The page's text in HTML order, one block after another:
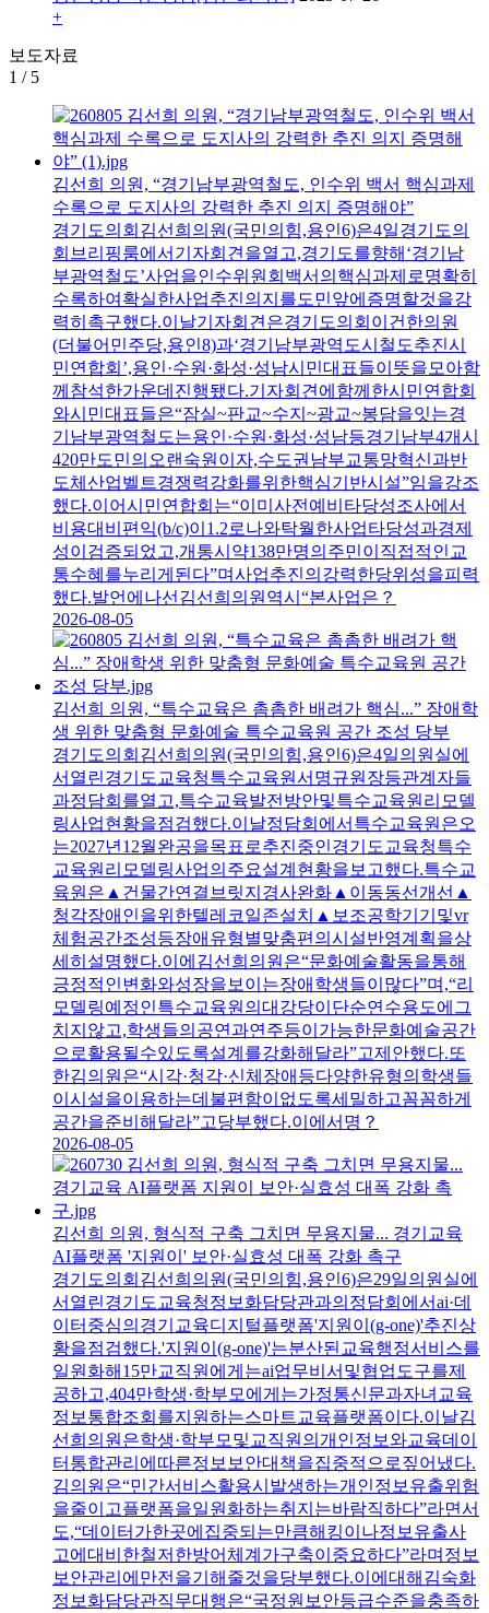
+
보도자료
1 / 5
김선희 의원, “경기남부광역철도, 인수위 백서 핵심과제
수록으로 도지사의 강력한 추진 의지 증명해야”
경기도의회김선희의원(국민의힘,용인6)은4일경기도의
회브리핑룸에서기자회견을열고,경기도를향해‘경기남
부광역철도’사업을인수위원회백서의핵심과제로명확히
수록하여확실한사업추진의지를도민앞에증명할것을강
력히촉구했다.이날기자회견은경기도의회이건한의원
(더불어민주당,용인8)과‘경기남부광역도시철도추진시
민연합회’,용인·수원·화성·성남시민대표들이뜻을모아함
께참석한가운데진행됐다.기자회견에함께한시민연합회
와시민대표들은“잠실~판교~수지~광교~봉담을잇는경
기남부광역철도는용인·수원·화성·성남등경기남부4개시
420만도민의오랜숙원이자,수도권남부교통망혁신과반
도체산업벨트경쟁력강화를위한핵심기반시설”임을강조
했다.이어시민연합회는“이미사전예비타당성조사에서
비용대비편익(b/c)이1.2로나와탁월한사업타당성과경제
성이검증되었고,개통시약138만명의주민이직접적인교
통수혜를누리게된다”며사업추진의강력한당위성을피력
했다.발언에나선김선희의원역시“본사업은？
2026-08-05
김선희 의원, “특수교육은 촘촘한 배려가 핵심...” 장애학
생 위한 맞춤형 문화예술 특수교육원 공간 조성 당부
경기도의회김선희의원(국민의힘,용인6)은4일의원실에
서열린경기도교육청특수교육원서명규원장등관계자들
과정담회를열고,특수교육발전방안및특수교육원리모델
링사업현황을점검했다.이날정담회에서특수교육원은오
는2027년12월완공을목표로추진중인경기도교육청특수
교육원리모델링사업의주요설계현황을보고했다.특수교
육원은▲건물간연결브릿지경사완화▲이동동선개선▲
청각장애인을위한텔레코일존설치▲보조공학기기및vr
체험공간조성등장애유형별맞춤편의시설반영계획을상
세히설명했다.이에김선희의원은“문화예술활동을통해
긍정적인변화와성장을보이는장애학생들이많다”며,“리
모델링예정인특수교육원의대강당이단순연수용도에그
치지않고,학생들의공연과연주등이가능한문화예술공간
으로활용될수있도록설계를강화해달라”고제안했다.또
한김의원은“시각·청각·신체장애등다양한유형의학생들
이시설을이용하는데불편함이없도록세밀하고꼼꼼하게
공간을준비해달라”고당부했다.이에서명？
2026-08-05
김선희 의원, 형식적 구축 그치면 무용지물... 경기교육
AI플랫폼 '지원이' 보안·실효성 대폭 강화 촉구
경기도의회김선희의원(국민의힘,용인6)은29일의원실에
서열린경기도교육청정보화담당관과의정담회에서ai·데
이터중심의경기교육디지털플랫폼'지원이(g-one)'추진상
황을점검했다.'지원이(g-one)'는분산된교육행정서비스를
일원화해15만교직원에게는ai업무비서및협업도구를제
공하고,404만학생·학부모에게는가정통신문과자녀교육
정보통합조회를지원하는스마트교육플랫폼이다.이날김
선희의원은학생·학부모및교직원의개인정보와교육데이
터통합관리에따른정보보안대책을집중적으로짚어냈다.
김의원은“민간서비스활용시발생하는개인정보유출위험
을줄이고플랫폼을일원화하는취지는바람직하다”라면서
도,“데이터가한곳에집중되는만큼해킹이나정보유출사
고에대비한철저한방어체계가구축이중요하다”라며정보
보안관리에만전을기해줄것을당부했다.이에대해김숙화
정보화담당관직무대행은“국정원보안등급수준을충족하